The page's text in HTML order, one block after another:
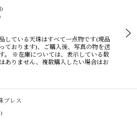
している天珠はすべて一点物です(現品
ております)、ご購入後、写真の物を送
。 ※在庫については、表示している数
ありません、複数購入したい場合はお
ブレス